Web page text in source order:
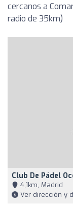
cercanos a
radio de 35km)
Club De Pádel
4,1km, Madrid
Ver dirección y